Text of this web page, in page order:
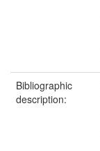
Bibliographic
description: